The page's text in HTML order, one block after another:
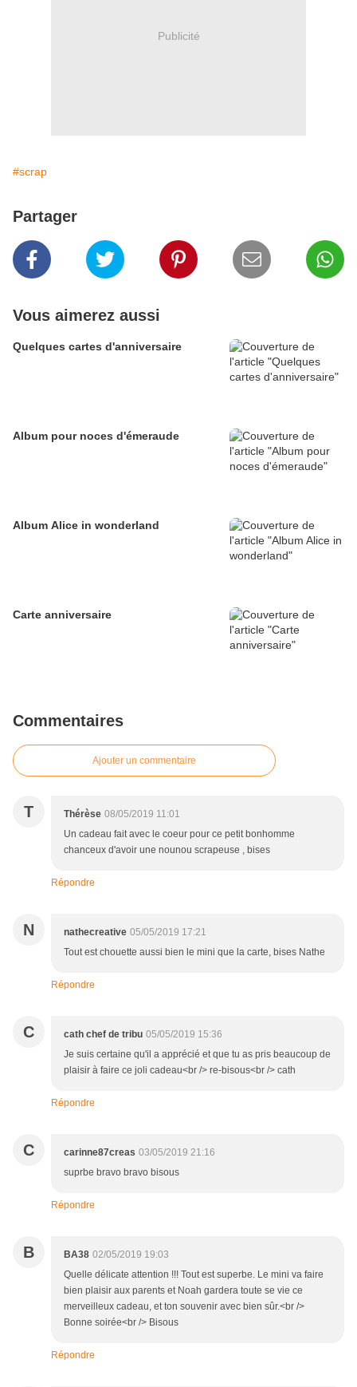
Publicité
#scrap
Partager
Vous aimerez aussi
Quelques cartes d'anniversaire
Album pour noces d'émeraude
Album Alice in wonderland
Carte anniversaire
Commentaires
Ajouter un commentaire
T Thérèse 08/05/2019 11:01
Un cadeau fait avec le coeur pour ce petit bonhomme
chanceux d'avoir une nounou scrapeuse , bises
Répondre
N nathecreative 05/05/2019 17:21
Tout est chouette aussi bien le mini que la carte, bises Nathe
Répondre
C cath chef de tribu 05/05/2019 15:36
Je suis certaine qu'il a apprécié et que tu as pris beaucoup de
plaisir à faire ce joli cadeau<br /> re-bisous<br /> cath
Répondre
C carinne87creas 03/05/2019 21:16
suprbe bravo bravo bisous
Répondre
B BA38 02/05/2019 19:03
Quelle délicate attention !!! Tout est superbe. Le mini va faire
bien plaisir aux parents et Noah gardera toute se vie ce
merveilleux cadeau, et ton souvenir avec bien sûr.<br />
Bonne soirée<br /> Bisous
Répondre